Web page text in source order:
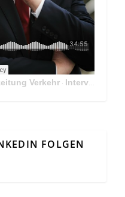
Verkehr· Interview Mit Andreas Matthä, CEO der ÖBB Holding
FOLGEN